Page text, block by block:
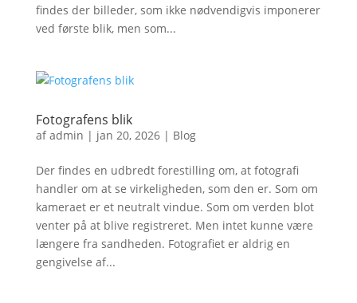
findes der billeder, som ikke nødvendigvis imponerer
ved første blik, men som...
Fotografens blik
afadmin | jan 20, 2026| Blog
Der findes en udbredt forestilling om, at fotografi
handler om at se virkeligheden, som den er. Som om
kameraet er et neutralt vindue. Som om verden blot
venter på at blive registreret. Men intet kunne være
længere fra sandheden. Fotografiet er aldrig en
gengivelse af...